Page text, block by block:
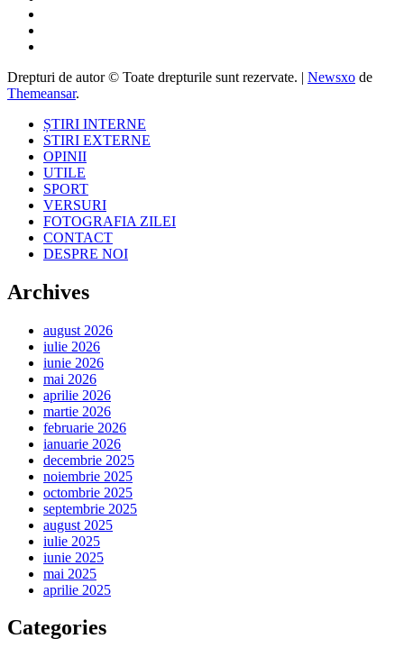
Drepturi de autor © Toate drepturile sunt rezervate. | Newsxo de
Themeansar.
ȘTIRI INTERNE
STIRI EXTERNE
OPINII
UTILE
SPORT
VERSURI
FOTOGRAFIA ZILEI
CONTACT
DESPRE NOI
Archives
august 2026
iulie 2026
iunie 2026
mai 2026
aprilie 2026
martie 2026
februarie 2026
ianuarie 2026
decembrie 2025
noiembrie 2025
octombrie 2025
septembrie 2025
august 2025
iulie 2025
iunie 2025
mai 2025
aprilie 2025
Categories